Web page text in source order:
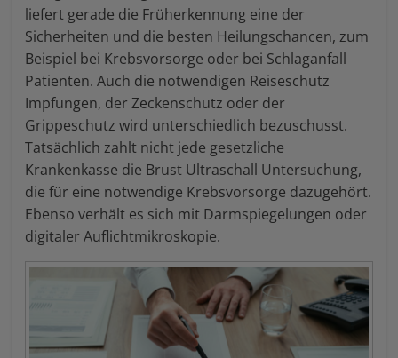
liefert gerade die Früherkennung eine der
Sicherheiten und die besten Heilungschancen, zum
Beispiel bei Krebsvorsorge oder bei Schlaganfall
Patienten. Auch die notwendigen Reiseschutz
Impfungen, der Zeckenschutz oder der
Grippeschutz wird unterschiedlich bezuschusst.
Tatsächlich zahlt nicht jede gesetzliche
Krankenkasse die Brust Ultraschall Untersuchung,
die für eine notwendige Krebsvorsorge dazugehört.
Ebenso verhält es sich mit Darmspiegelungen oder
digitaler Auflichtmikroskopie.